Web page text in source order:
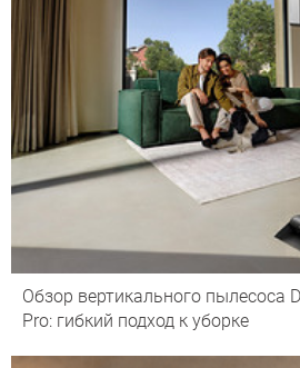
Обзор вертикального пылесоса
Pro: гибкий подход к уборке